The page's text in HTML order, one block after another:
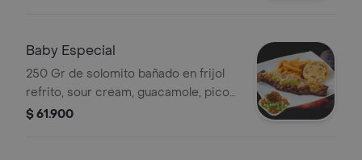
Baby Especial
250 Gr de solomito bañado en frijol
refrito, sour cream, guacamole, pico
de gallo y gratinado acompañado
$ 61.900